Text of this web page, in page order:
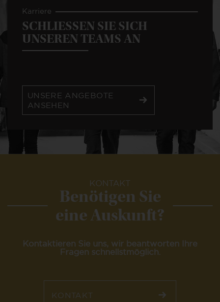
Karriere
SCHLIESSEN SIE SICH U
NSEREN TEAMS AN
UNSERE ANGEBOTE
ANSEHEN
KONTAKT
Benötigen Sie
eine Auskunft?
Kontaktieren Sie uns, wir beantworten Ihre
Fragen schnellstmöglich.
KONTAKT